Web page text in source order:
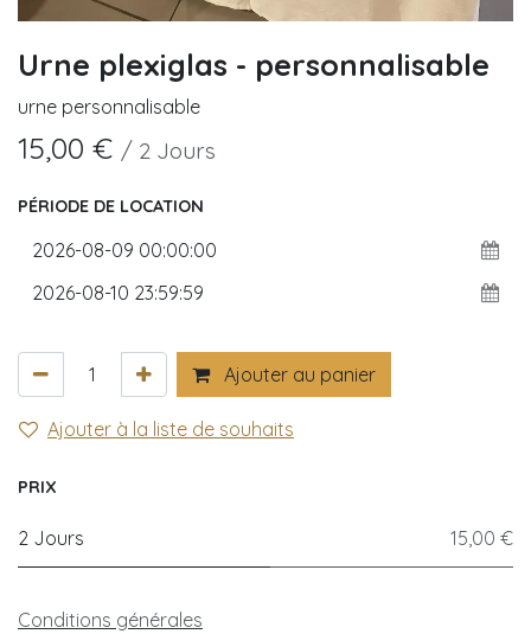
Urne plexiglas - personnalisable
urne personnalisable
15,00 € / 2 Jours
PÉRIODE DE LOCATION
Ajouter au panier
Ajouter à la liste de souhaits
PRIX
2 Jours 15,00 €
Conditions générales